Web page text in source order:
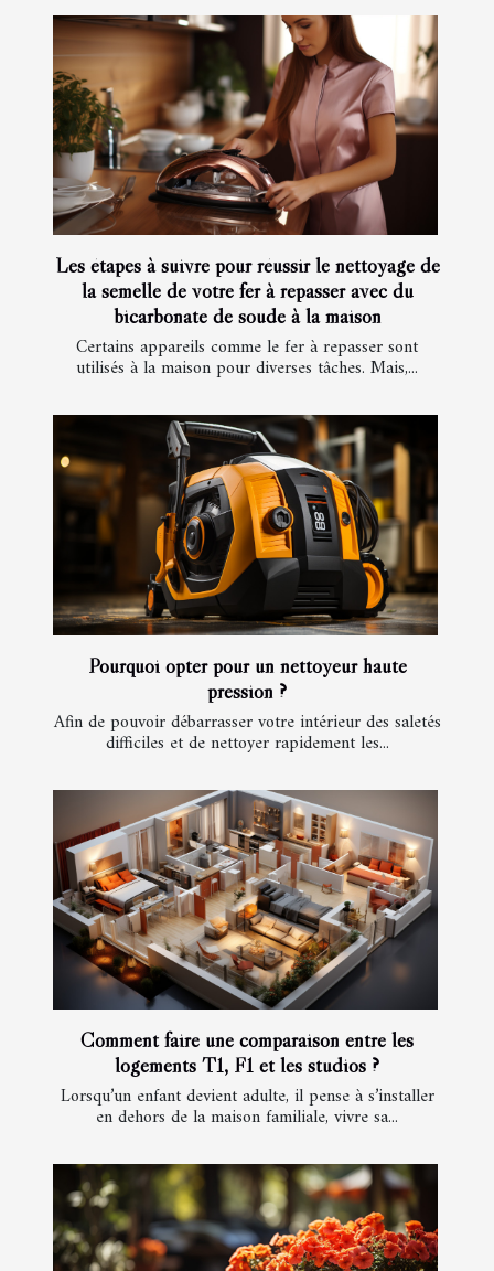
Les étapes à suivre pour réussir le nettoyage de
la semelle de votre fer à repasser avec du
bicarbonate de soude à la maison
Certains appareils comme le fer à repasser sont
utilisés à la maison pour diverses tâches. Mais,...
Pourquoi opter pour un nettoyeur haute
pression ?
Afin de pouvoir débarrasser votre intérieur des saletés
difficiles et de nettoyer rapidement les...
Comment faire une comparaison entre les
logements T1, F1 et les studios ?
Lorsqu’un enfant devient adulte, il pense à s’installer
en dehors de la maison familiale, vivre sa...